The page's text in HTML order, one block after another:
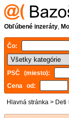
Obľúbené inzeráty,
Čo:
PSČ (miesto):
Cena od:
Hlavná stránka > Deti